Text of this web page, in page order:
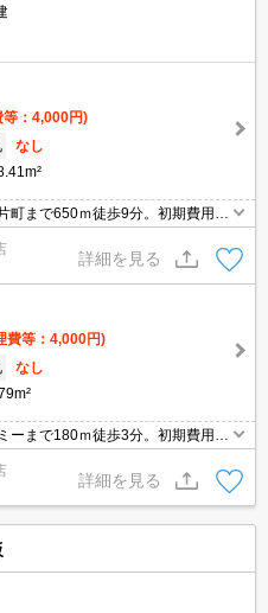
等：4,000円)
なし
町まで650ｍ徒歩9分。初期費用10
その翌月分の2ヶ月分の賃料等を
居可能！
詳細を見る
費等：4,000円)
なし
ーまで180ｍ徒歩3分。初期費用10
の賃料等を含めた初期費用が5425
無料使い放題。バス停18ｍ徒歩1
片町とアクセス良好。
詳細を見る